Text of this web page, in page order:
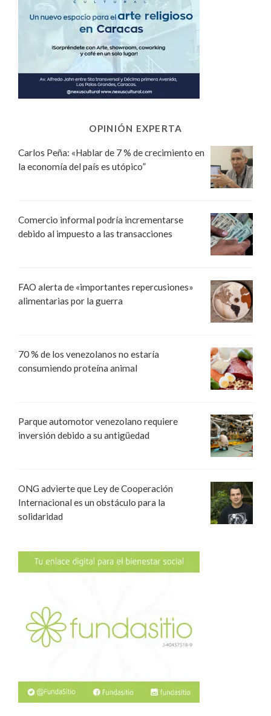
OPINIÓN EXPERTA
Carlos Peña: «Hablar de 7 % de crecimiento en
la economía del país es utópico”
Comercio informal podría incrementarse
debido al impuesto a las transacciones
FAO alerta de «importantes repercusiones»
alimentarias por la guerra
70 % de los venezolanos no estaría
consumiendo proteína animal
Parque automotor venezolano requiere
inversión debido a su antigüedad
ONG advierte que Ley de Cooperación
Internacional es un obstáculo para la
solidaridad